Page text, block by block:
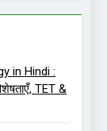
in Hindi :
TET &